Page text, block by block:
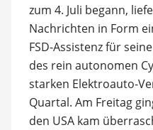
zum 4. Juli begann,
Nachrichten in Form
FSD-Assistenz für
des rein autonomen
starken Elektroauto-
Quartal. Am Freitag
den USA kam